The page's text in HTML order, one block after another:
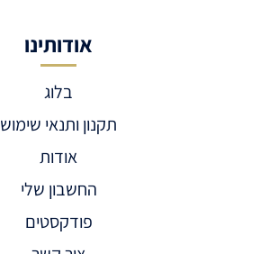
אודותינו
בלוג
תקנון ותנאי שימוש
אודות
החשבון שלי
פודקסטים